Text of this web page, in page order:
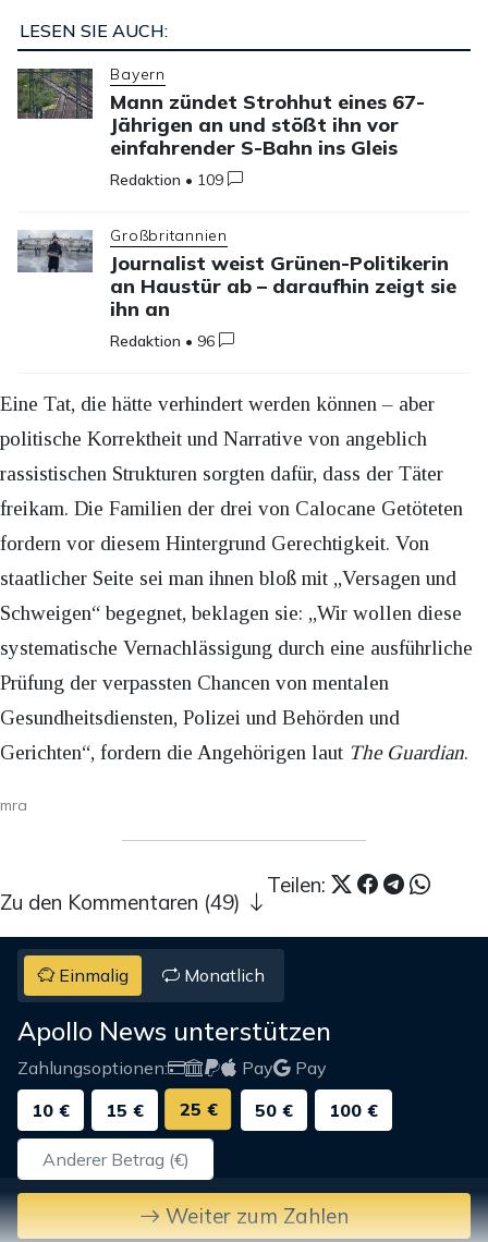
LESEN SIE AUCH:
Bayern
Mann zündet Strohhut eines 67-
Jährigen an und stößt ihn vor
einfahrender S-Bahn ins Gleis
Redaktion • 109
Großbritannien
Journalist weist Grünen-Politikerin
an Haustür ab – daraufhin zeigt sie
ihn an
Redaktion • 96
Eine Tat, die hätte verhindert werden können – aber
politische Korrektheit und Narrative von angeblich
rassistischen Strukturen sorgten dafür, dass der Täter
freikam. Die Familien der drei von Calocane Getöteten
fordern vor diesem Hintergrund Gerechtigkeit. Von
staatlicher Seite sei man ihnen bloß mit „Versagen und
Schweigen“ begegnet, beklagen sie: „Wir wollen diese
systematische Vernachlässigung durch eine ausführliche
Prüfung der verpassten Chancen von mentalen
Gesundheitsdiensten, Polizei und Behörden und
Gerichten“, fordern die Angehörigen laut The Guardian.
mra
Teilen:
Zu den Kommentaren (49)
Einmalig Monatlich
Apollo News unterstützen
Zahlungsoptionen: Pay
Pay
10 €
15 € 25 € 50 € 100 €
Weiter zum Zahlen